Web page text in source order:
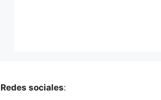
Redes sociales: